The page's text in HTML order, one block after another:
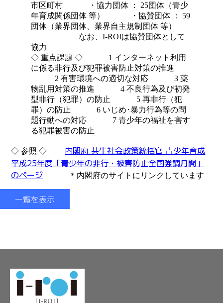
市区町村 ・協力団体 ： 25団体（青少
年育成関係団体 等） ・協賛団体 ： 59
団体（業界団体、業界自主規制団体 等）
なお、I-ROIは協賛団体として
協力
◇ 重点課題 ◇ 1 インターネット利用
に係る非行及び犯罪被害防止対策の推進
2 有害環境への適切な対応 3 薬
物乱用対策の推進 4 不良行為及び初発
型非行（犯罪）の防止 5 再非行（犯
罪）の防止 6 いじめ･暴力行為等の問
題行動への対応 7 青少年の福祉を害す
る犯罪被害の防止
◇ 参照 ◇ 内閣府 共生社会政策統括官 青少年育成
平成25年度「青少年の非行・被害防止全国強調月間」
のページ ＊内閣府のサイトにリンクしています
一覧を表示